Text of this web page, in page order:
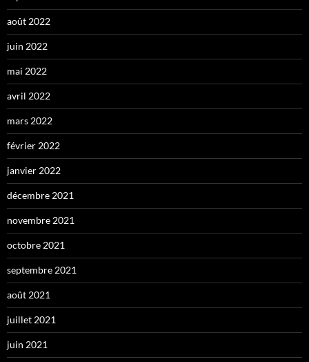
août 2022
juin 2022
mai 2022
avril 2022
mars 2022
février 2022
janvier 2022
décembre 2021
novembre 2021
octobre 2021
septembre 2021
août 2021
juillet 2021
juin 2021